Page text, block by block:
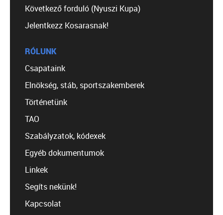
Következő forduló (Nyuszi Kupa)
Jelentkezz Kosarasnak!
RÓLUNK
Csapataink
Elnökség, stáb, sportszakemberek
Történetünk
TAO
Szabályzatok, kódexek
Egyéb dokumentumok
Linkek
Segíts nekünk!
Kapcsolat